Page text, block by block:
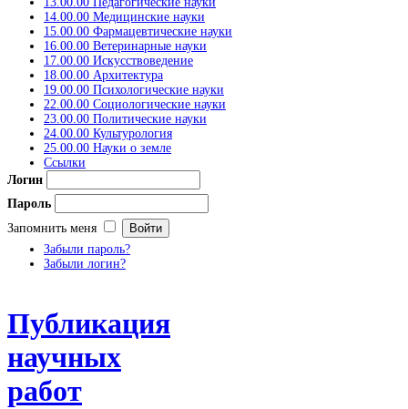
14.00.00 Медицинские науки
15.00.00 Фармацевтические науки
16.00.00 Ветеринарные науки
17.00.00 Искусствоведение
18.00.00 Архитектура
19.00.00 Психологические науки
22.00.00 Социологические науки
23.00.00 Политические науки
24.00.00 Культурология
25.00.00 Науки о земле
Ссылки
Логин
Пароль
Запомнить меня
Забыли пароль?
Забыли логин?
Публикация
научных
работ